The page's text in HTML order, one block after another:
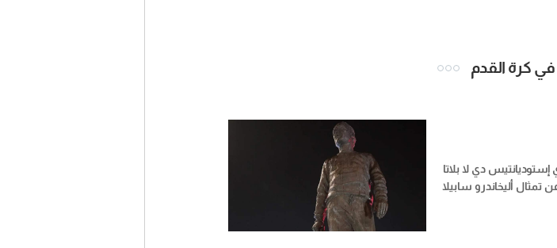
في كرة القدم
إستوديانتيس دي لا بلاتا
تمثال أليخاندرو سابيلا